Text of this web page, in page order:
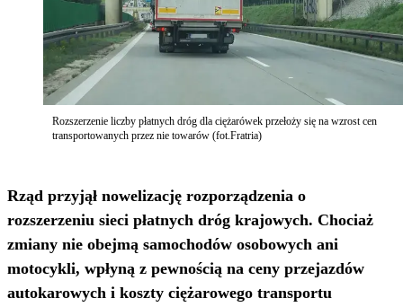
Rozszerzenie liczby płatnych dróg dla ciężarówek przełoży się na wzrost cen
transportowanych przez nie towarów (fot.Fratria)
Rząd przyjął nowelizację rozporządzenia o
rozszerzeniu sieci płatnych dróg krajowych. Chociaż
zmiany nie obejmą samochodów osobowych ani
motocykli, wpłyną z pewnością na ceny przejazdów
autokarowych i koszty ciężarowego transportu